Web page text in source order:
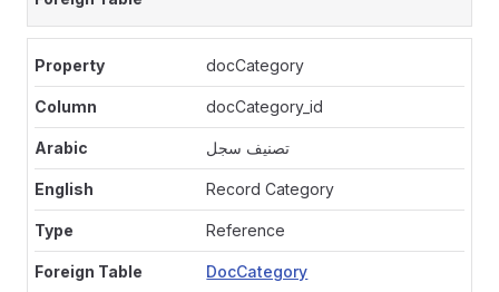
docCategory
docCategory_id
تصنيف سجل
Record Category
Reference
DocCategory